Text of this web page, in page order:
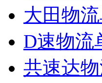
大田物
D速物流
共速达